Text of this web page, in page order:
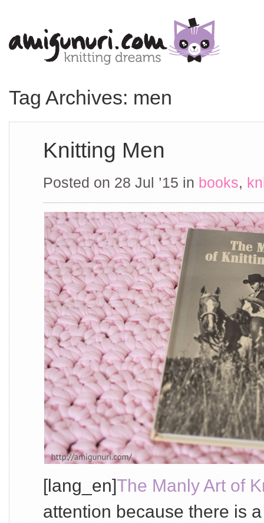
Tag Archives: men
Knitting Men
Posted on 28 Jul ’15 in books,
[lang_en]The Manly Art of
attention because there is